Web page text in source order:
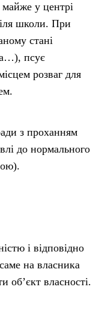
у центрі
школи. При
стані
псує
розваг для
з проханням
до нормального
і відповідно
на власника
об’єкт власності.